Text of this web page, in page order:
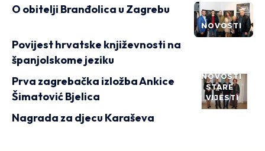
NOVOSTI
O obitelji Branđolica u Zagrebu
Povijest hrvatske književnosti na
španjolskome jeziku
NOVOSTI
STARE
VIJESTI
Prva zagrebačka izložba Ankice
Šimatović Bjelica
Nagrada za djecu Karaševa